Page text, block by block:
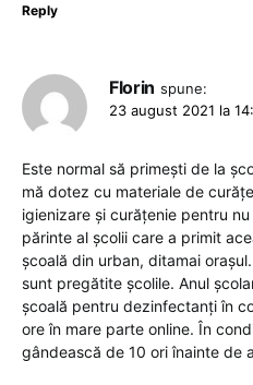
Reply
Florin spune:
23 august 2021 la
Este normal să primești de la
mă dotez cu materiale de
igienizare și curățenie pentru
părinte al școlii care a primit
școală din urban, ditamai
sunt pregătite școlile. Anul
școală pentru dezinfectanți în
ore în mare parte online. În
gândească de 10 ori înainte de